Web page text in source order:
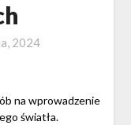
2024
na wprowadzenie
światła.